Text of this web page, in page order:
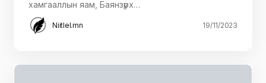
хамгааллын яам, Баянзүрх…
Niitlel.mn 19/11/2023